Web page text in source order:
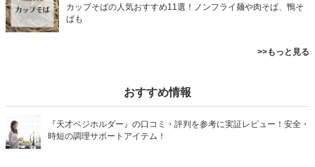
カップそばの人気おすすめ11選！ノンフライ麺や肉そば、鴨そ
ばも
>>もっと見る
おすすめ情報
『天才ベジホルダー』の口コミ・評判を参考に実証レビュー！安全・
時短の調理サポートアイテム！